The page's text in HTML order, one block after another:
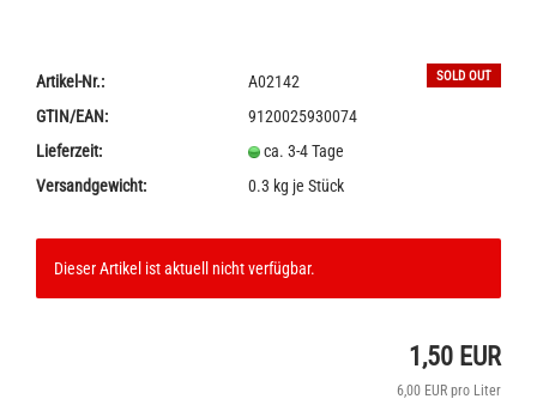
SOLD OUT
Artikel-Nr.:
A02142
GTIN/EAN:
9120025930074
Lieferzeit:
ca. 3-4 Tage
Versandgewicht:
0.3 kg je Stück
Dieser Artikel ist aktuell nicht verfügbar.
1,50 EUR
6,00 EUR pro Liter